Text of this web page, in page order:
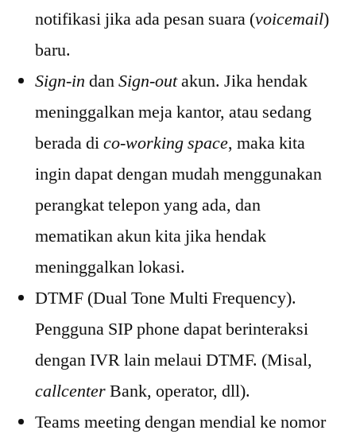
notifikasi jika ada pesan suara (voicemail)
baru.
Sign-in danSign-outakun. Jika hendak
meninggalkan meja kantor, atau sedang
berada dico-working space, maka kita
ingin dapat dengan mudah menggunakan
perangkat telepon yang ada, dan
mematikan akun kita jika hendak
meninggalkan lokasi.
DTMF (Dual Tone Multi Frequency).
Pengguna SIP phone dapat berinteraksi
dengan IVR lain melaui DTMF. (Misal,
callcenterBank, operator, dll).
Teams meeting dengan mendial ke nomor